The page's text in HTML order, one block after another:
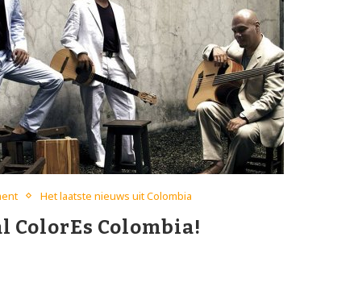
Het laatste nieuws uit Colombia
ColorEs Colombia!